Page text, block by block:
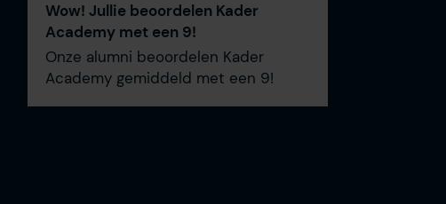
Wow! Jullie beoordelen Kader
Academy met een 9!
Onze alumni beoordelen Kader
Academy gemiddeld met een 9!